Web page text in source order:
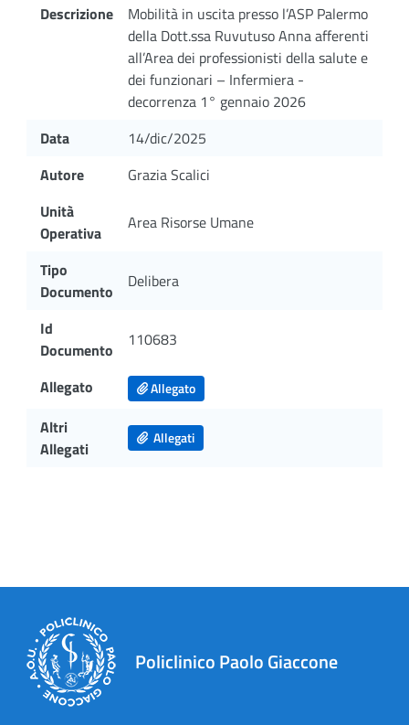
Descrizione
Mobilità in uscita presso l’ASP Palermo
della Dott.ssa Ruvutuso Anna afferenti
all’Area dei professionisti della salute e
dei funzionari – Infermiera -
decorrenza 1° gennaio 2026
Data
14/dic/2025
Autore
Grazia Scalici
Unità
Operativa
Area Risorse Umane
Tipo
Documento
Delibera
Id
Documento
110683
Allegato Allegato
Altri
Allegati
Allegati
Policlinico Paolo Giaccone